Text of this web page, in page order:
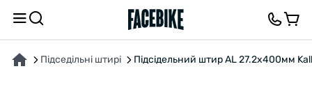
Підседільні штирі Підсідельний штир AL 27.2x400мм
ПРО ТОВАР ХАРАКТЕРИСТИКИОПИС ВІДГУКИ ТА ЗАПИТАННЯ